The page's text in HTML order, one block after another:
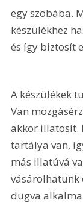
egy szobába.
készülékhez
és így biztosít
A készülékek
Van
akkor illatosít.
tartálya van,
más illatúvá
vásárolhatunk
dugva